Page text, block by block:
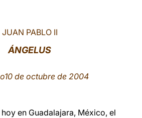
JUAN PABLO II
ÁNGELUS
de octubre de 2004
en Guadalajara, México, el